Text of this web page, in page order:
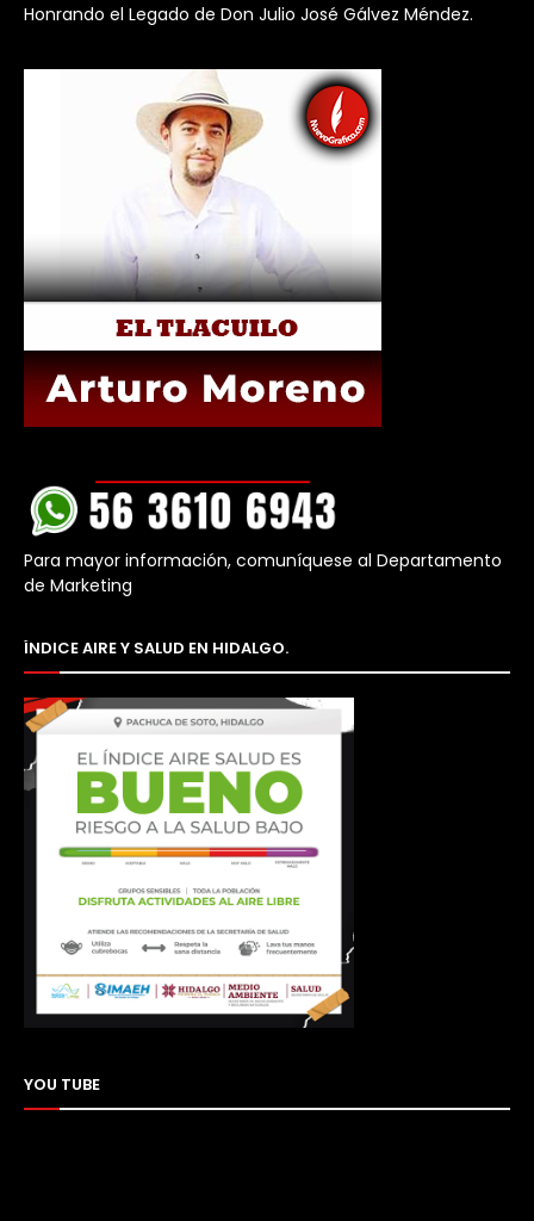
Honrando el Legado de Don Julio José Gálvez Méndez.
Para mayor información, comuníquese al Departamento
de Marketing
ÍNDICE AIRE Y SALUD EN HIDALGO.
YOU TUBE